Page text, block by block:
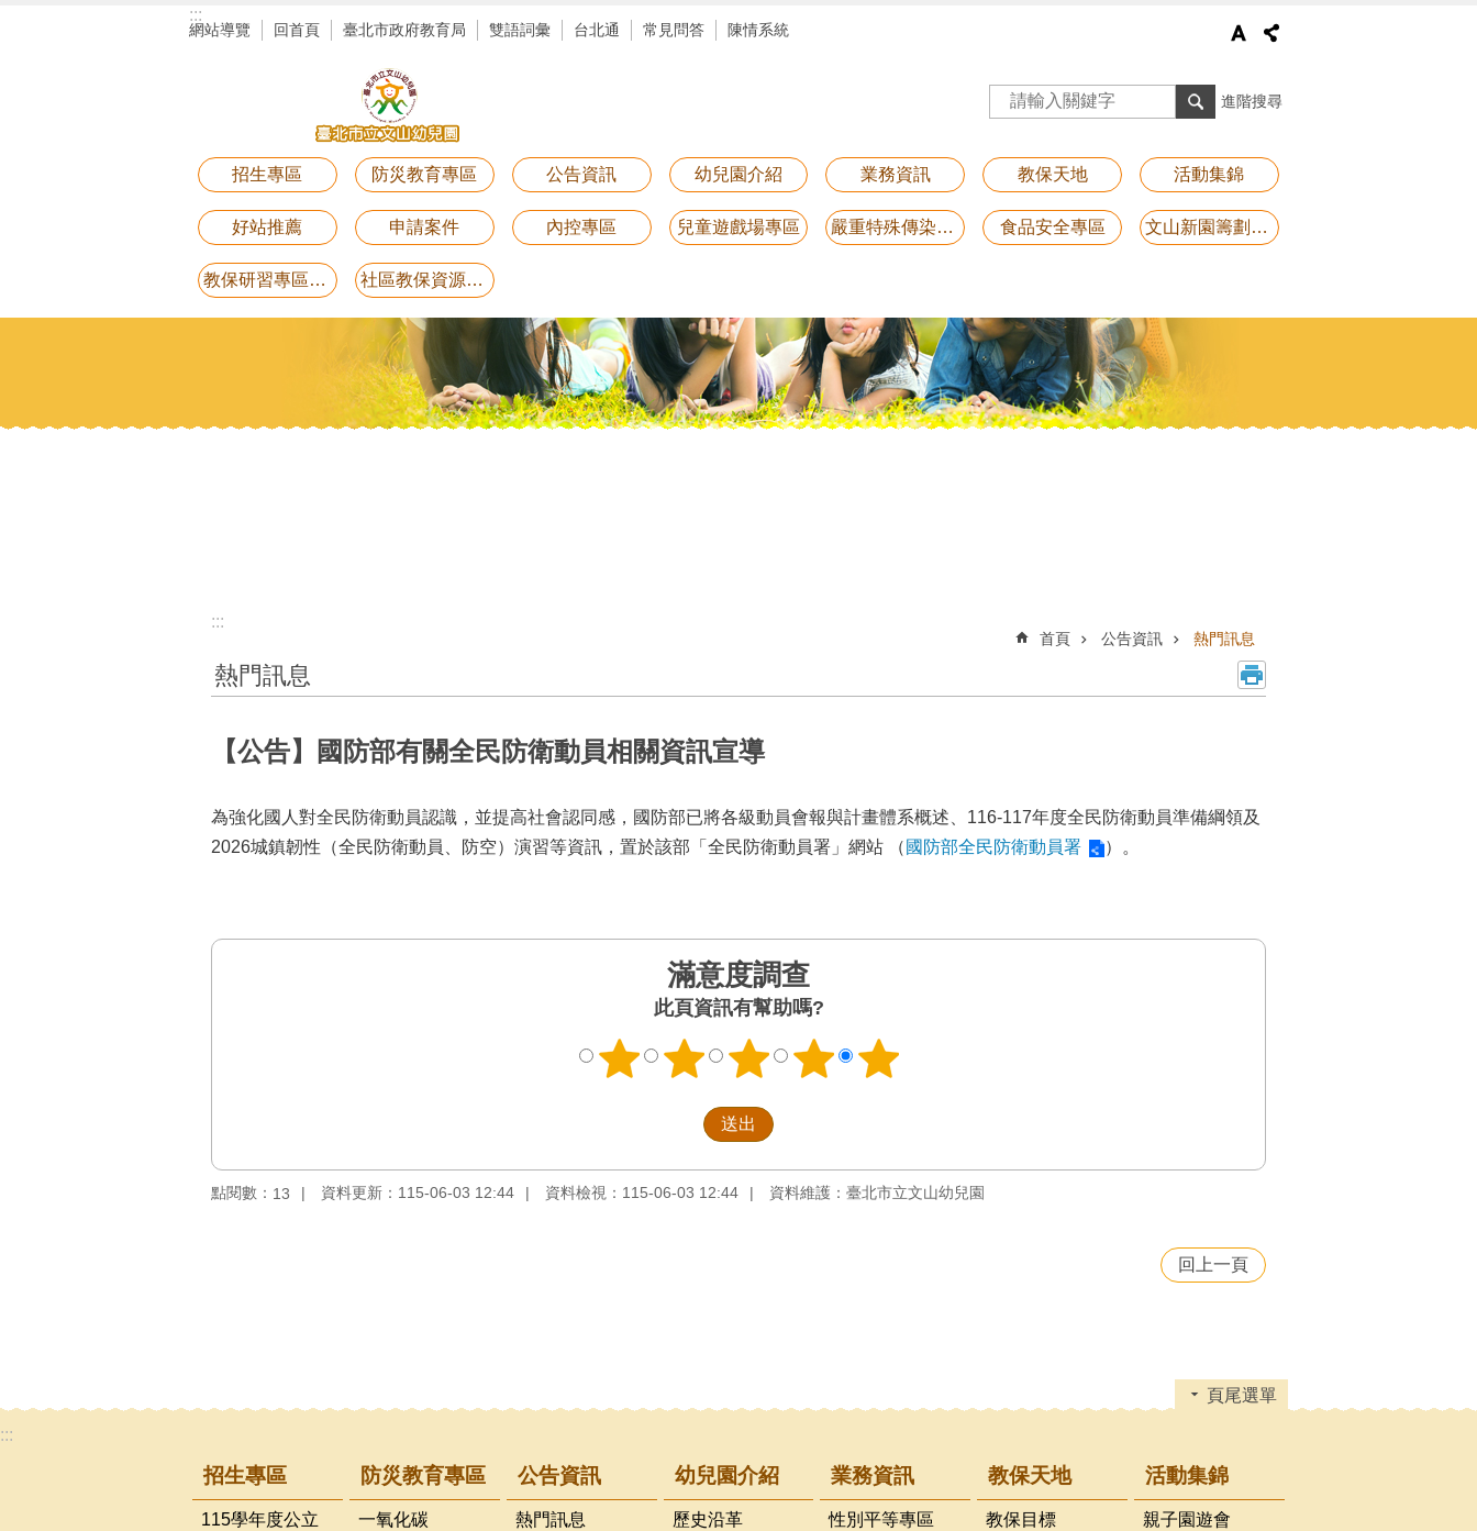
:::
網站導覽 回首頁 臺北市政府教育局 雙語詞彙 台北通 常見問答 陳情系統
進階搜尋
招生專區 防災教育專區 公告資訊 幼兒園介紹 業務資訊 教保天地 活動集錦
好站推薦 申請案件 內控專區 兒童遊戲場專區 嚴重特殊傳染性肺炎防疫專區 食品安全專區 文山新園籌劃專區
教保研習專區講義電子檔(11月25日研習-用藥安全) 社區教保資源中心
:::
首頁 公告資訊 熱門訊息
熱門訊息
【公告】國防部有關全民防衛動員相關資訊宣導
為強化國人對全民防衛動員認識，並提高社會認同感，國防部已將各級動員會報與計畫體系概述、116-117年度全民防衛動員準備綱領及
2026城鎮韌性（全民防衛動員、防空）演習等資訊，置於該部「全民防衛動員署」網站 （ 國防部全民防衛動員署 ）。
滿意度調查
此頁資訊有幫助嗎?
點閱數： 13 資料更新：115-06-03 12:44 資料檢視：115-06-03 12:44 資料維護：臺北市立文山幼兒園
回上一頁
頁尾選單
:::
招生專區
115學年度公立
防災教育專區
一氧化碳
公告資訊
熱門訊息
幼兒園介紹
歷史沿革
業務資訊
性別平等專區
教保天地
教保目標
活動集錦
親子園遊會